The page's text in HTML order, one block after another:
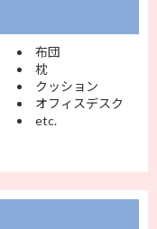
布団
枕
クッション
オフィスデスク
etc.